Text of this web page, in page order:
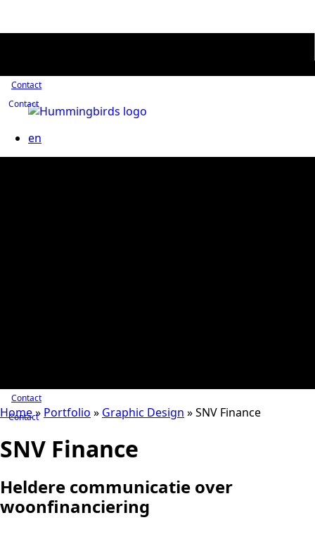
Contact
Contact
en
Contact
Contact
Home» Portfolio » Graphic Design »SNV Finance
SNV Finance
Heldere communicatie over
woonfinanciering